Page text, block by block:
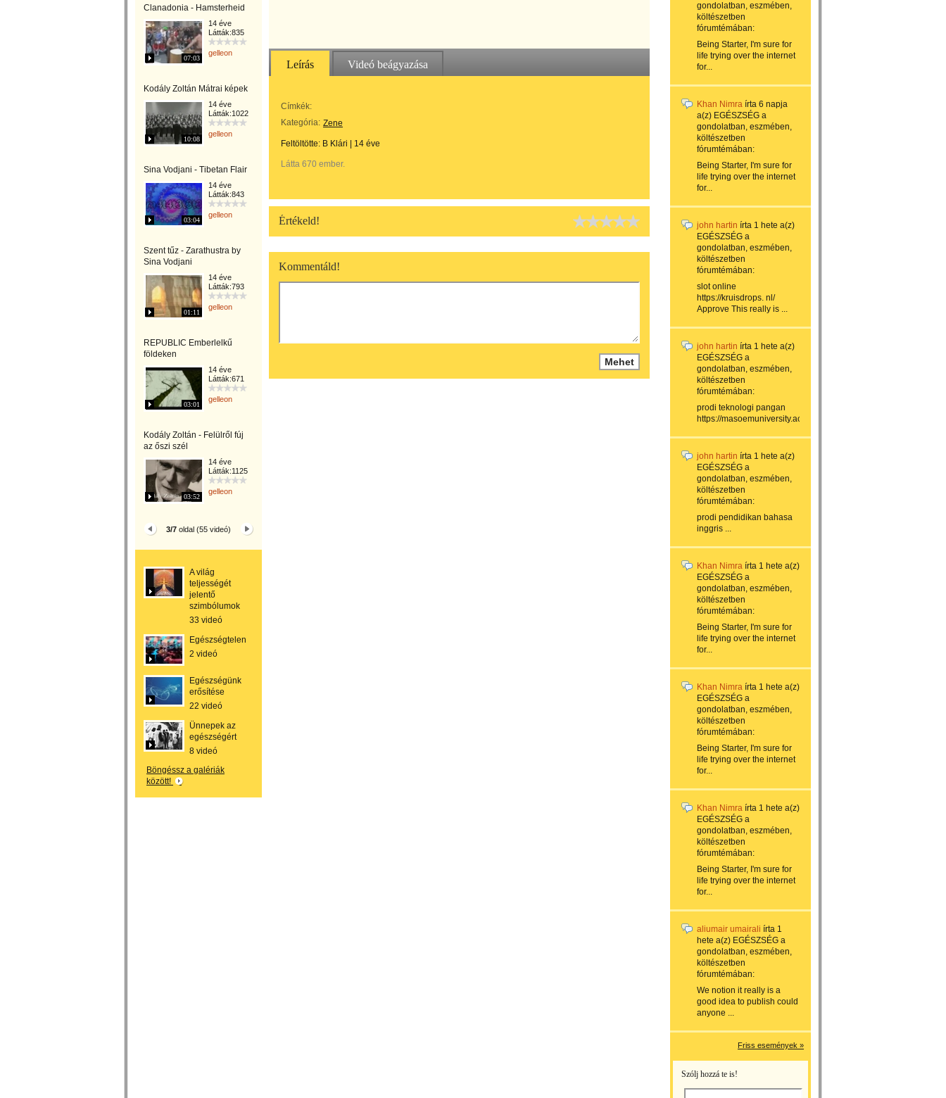
Clanadonia - Hamsterheid
07:03
14 éve
Látták:835
gelleon
Kodály Zoltán Mátrai képek
10:08
14 éve
Látták:1022
gelleon
Sina Vodjani - Tibetan Flair
03:04
14 éve
Látták:843
gelleon
Szent tűz - Zarathustra by
Sina Vodjani
01:11
14 éve
Látták:793
gelleon
REPUBLIC Emberlelkű
földeken
03:01
14 éve
Látták:671
gelleon
Kodály Zoltán - Felülről fúj
az őszi szél
03:52
14 éve
Látták:1125
gelleon
3/7 oldal (55 videó)
A világ
teljességét
jelentő
szimbólumok
33 videó
Egészségtelen
2 videó
Egészségünk
erősítése
22 videó
Ünnepek az
egészségért
8 videó
Böngéssz a galériák
között!
Leírás Videó beágyazása
Címkék:
Kategória: Zene
Feltöltötte: B Klári 14 éve
Látta 670 ember.
Értékeld!
Kommentáld!
gondolatban, eszmében,
költészetben
fórumtémában:
Being Starter, I'm sure for
life trying over the internet
for...
Khan Nimra írta 6 napja
a(z) EGÉSZSÉG a
gondolatban, eszmében,
költészetben
fórumtémában:
Being Starter, I'm sure for
life trying over the internet
for...
john hartin írta 1 hete a(z)
EGÉSZSÉG a
gondolatban, eszmében,
költészetben
fórumtémában:
slot online
https://kruisdrops. nl/
Approve This really is ...
john hartin írta 1 hete a(z)
EGÉSZSÉG a
gondolatban, eszmében,
költészetben
fórumtémában:
⁠prodi teknologi pangan
https://masoemuniversity.ac....
john hartin írta 1 hete a(z)
EGÉSZSÉG a
gondolatban, eszmében,
költészetben
fórumtémában:
prodi pendidikan bahasa
inggris ...
Khan Nimra írta 1 hete a(z)
EGÉSZSÉG a
gondolatban, eszmében,
költészetben
fórumtémában:
Being Starter, I'm sure for
life trying over the internet
for...
Khan Nimra írta 1 hete a(z)
EGÉSZSÉG a
gondolatban, eszmében,
költészetben
fórumtémában:
Being Starter, I'm sure for
life trying over the internet
for...
Khan Nimra írta 1 hete a(z)
EGÉSZSÉG a
gondolatban, eszmében,
költészetben
fórumtémában:
Being Starter, I'm sure for
life trying over the internet
for...
aliumair umairali írta 1
hete a(z) EGÉSZSÉG a
gondolatban, eszmében,
költészetben
fórumtémában:
We notion it really is a
good idea to publish could
anyone ...
Friss események »
Szólj hozzá te is!